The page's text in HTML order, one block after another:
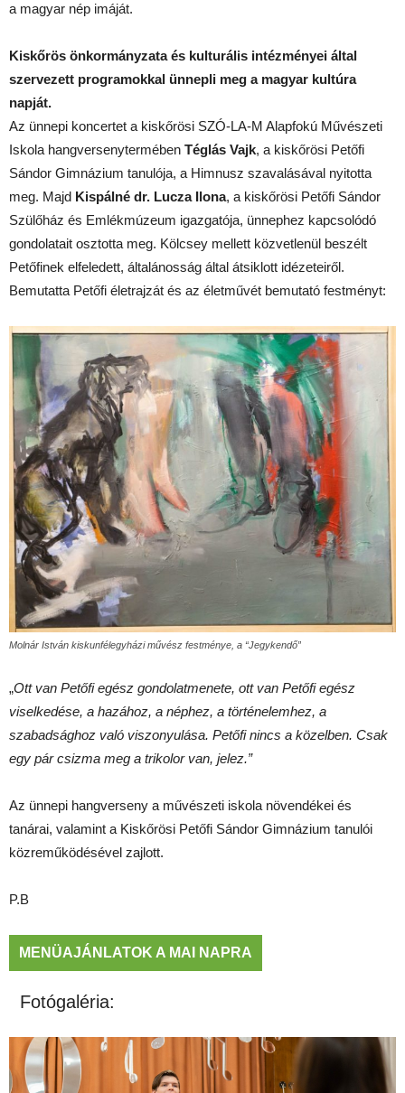
a magyar nép imáját.
Kiskőrös önkormányzata és kulturális intézményei által
szervezett programokkal ünnepli meg a magyar kultúra
napját.
Az ünnepi koncertet a kiskőrösi SZÓ-LA-M Alapfokú Művészeti
Iskola hangversenytermében Téglás Vajk, a kiskőrösi Petőfi
Sándor Gimnázium tanulója, a Himnusz szavalásával nyitotta
meg. Majd Kispálné dr. Lucza Ilona, a kiskőrösi Petőfi Sándor
Szülőház és Emlékmúzeum igazgatója, ünnephez kapcsolódó
gondolatait osztotta meg. Kölcsey mellett közvetlenül beszélt
Petőfinek elfeledett, általánosság által átsiklott idézeteiről.
Bemutatta Petőfi életrajzát és az életművét bemutató festményt:
Molnár István kiskunfélegyházi művész festménye, a “Jegykendő”
„Ott van Petőfi egész gondolatmenete, ott van Petőfi egész
viselkedése, a hazához, a néphez, a történelemhez, a
szabadsághoz való viszonyulása. Petőfi nincs a közelben. Csak
egy pár csizma meg a trikolor van, jelez.”
Az ünnepi hangverseny a művészeti iskola növendékei és
tanárai, valamint a Kiskőrösi Petőfi Sándor Gimnázium tanulói
közreműködésével zajlott.
P.B
MENÜAJÁNLATOK A MAI NAPRA
Fotógaléria: